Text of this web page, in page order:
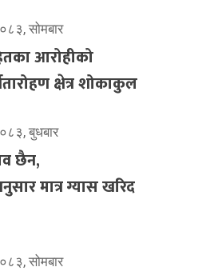
सोमबार
आरोहीको
क्षेत्र शोकाकुल
बुधबार
छैन,
मात्र ग्यास खरिद
सोमबार